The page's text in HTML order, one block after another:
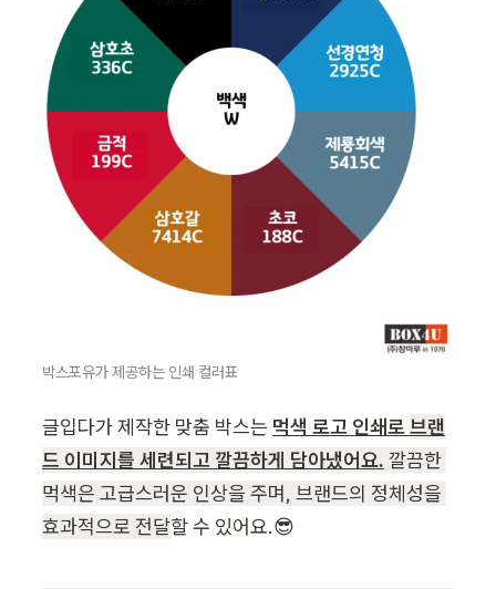
박스포유가 제공하는 인쇄 컬러표
글입다가 제작한 맞춤 박스는 먹색 로고 인쇄로 브랜
드 이미지를 세련되고 깔끔하게 담아냈어요. 깔끔한
먹색은 고급스러운 인상을 주며, 브랜드의 정체성을
효과적으로 전달할 수 있어요.😎